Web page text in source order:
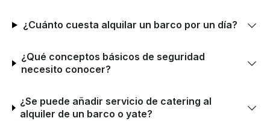
¿Cuánto cuesta alquilar un barco por un día?
¿Qué conceptos básicos de seguridad
necesito conocer?
¿Se puede añadir servicio de catering al
alquiler de un barco o yate?